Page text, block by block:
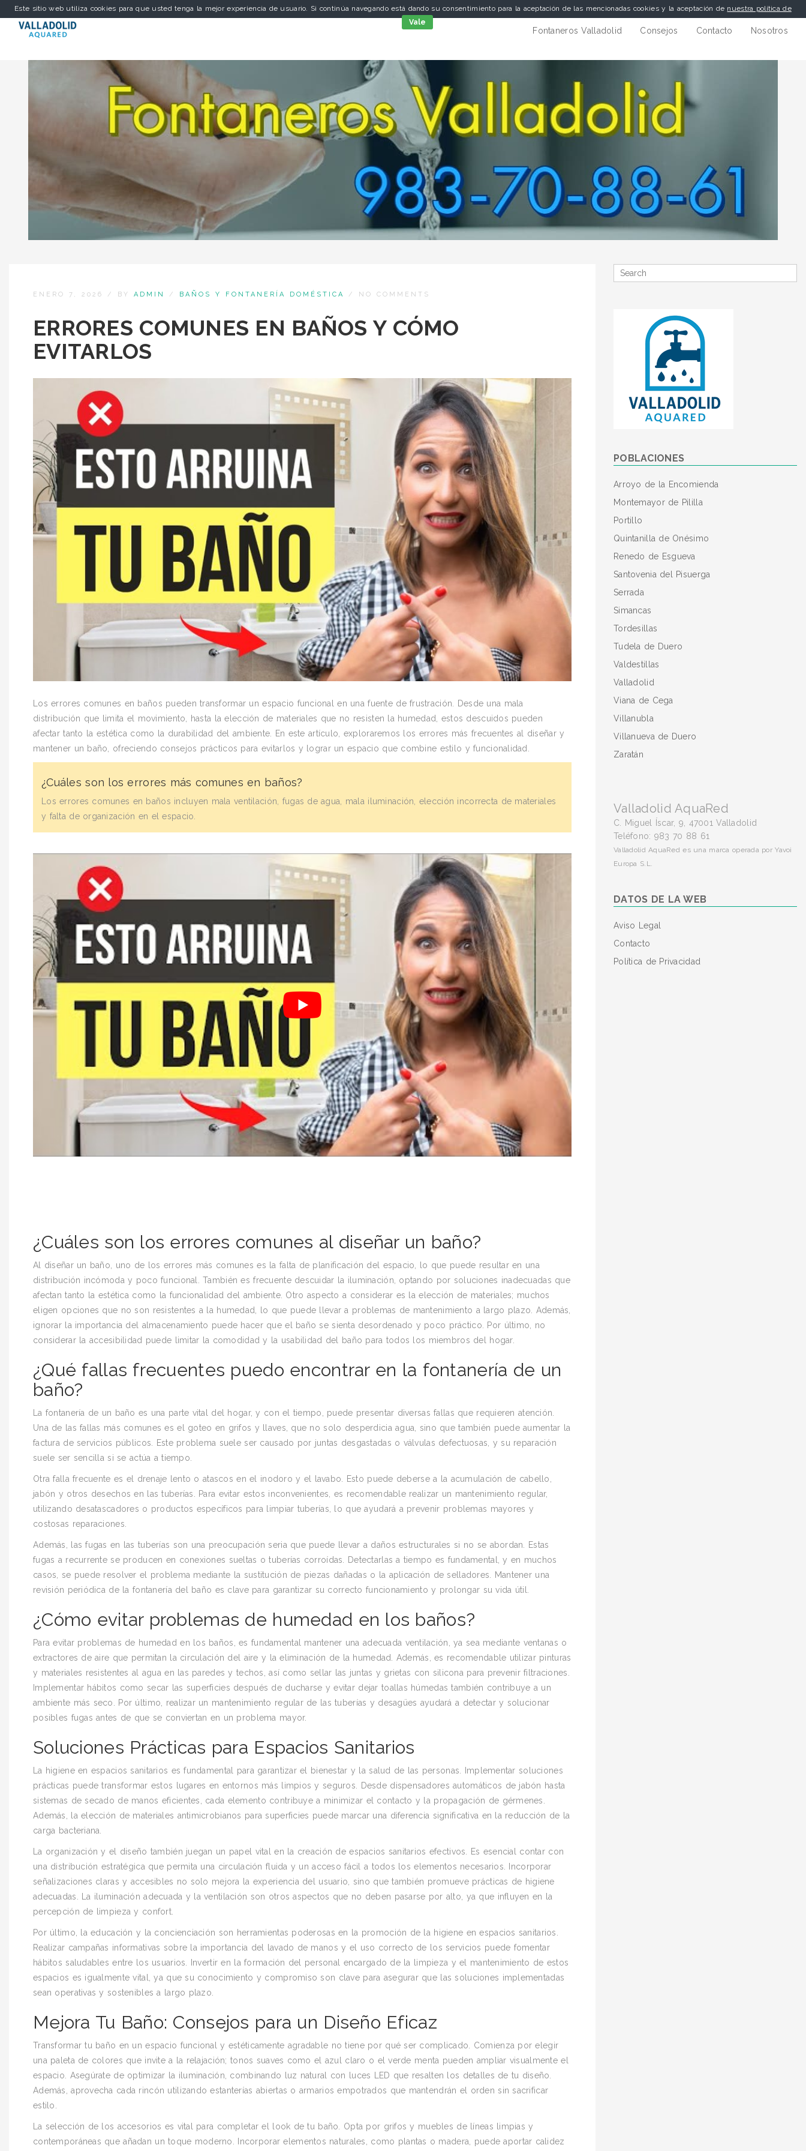
Fontaneros Valladolid Consejos Contacto Nosotros
ENERO 7, 2026 / BY ADMIN / BAÑOS Y FONTANERÍA DOMÉSTICA / NO COMMENTS
ERRORES COMUNES EN BAÑOS Y CÓMO
EVITARLOS
Los errores comunes en baños pueden transformar un espacio funcional en una fuente de frustración. Desde una mala
distribución que limita el movimiento, hasta la elección de materiales que no resisten la humedad, estos descuidos pueden
afectar tanto la estética como la durabilidad del ambiente. En este artículo, exploraremos los errores más frecuentes al diseñar y
mantener un baño, ofreciendo consejos prácticos para evitarlos y lograr un espacio que combine estilo y funcionalidad.
¿Cuáles son los errores más comunes en baños?
Los errores comunes en baños incluyen mala ventilación, fugas de agua, mala iluminación, elección incorrecta de materiales
y falta de organización en el espacio.
¿Cuáles son los errores comunes al diseñar un baño?
Al diseñar un baño, uno de los errores más comunes es la falta de planificación del espacio, lo que puede resultar en una
distribución incómoda y poco funcional. También es frecuente descuidar la iluminación, optando por soluciones inadecuadas que
afectan tanto la estética como la funcionalidad del ambiente. Otro aspecto a considerar es la elección de materiales; muchos
eligen opciones que no son resistentes a la humedad, lo que puede llevar a problemas de mantenimiento a largo plazo. Además,
ignorar la importancia del almacenamiento puede hacer que el baño se sienta desordenado y poco práctico. Por último, no
considerar la accesibilidad puede limitar la comodidad y la usabilidad del baño para todos los miembros del hogar.
¿Qué fallas frecuentes puedo encontrar en la fontanería de un
baño?
La fontanería de un baño es una parte vital del hogar, y con el tiempo, puede presentar diversas fallas que requieren atención.
Una de las fallas más comunes es el goteo en grifos y llaves, que no solo desperdicia agua, sino que también puede aumentar la
factura de servicios públicos. Este problema suele ser causado por juntas desgastadas o válvulas defectuosas, y su reparación
suele ser sencilla si se actúa a tiempo.
Otra falla frecuente es el drenaje lento o atascos en el inodoro y el lavabo. Esto puede deberse a la acumulación de cabello,
jabón y otros desechos en las tuberías. Para evitar estos inconvenientes, es recomendable realizar un mantenimiento regular,
utilizando desatascadores o productos específicos para limpiar tuberías, lo que ayudará a prevenir problemas mayores y
costosas reparaciones.
Además, las fugas en las tuberías son una preocupación seria que puede llevar a daños estructurales si no se abordan. Estas
fugas a recurrente se producen en conexiones sueltas o tuberías corroídas. Detectarlas a tiempo es fundamental, y en muchos
casos, se puede resolver el problema mediante la sustitución de piezas dañadas o la aplicación de selladores. Mantener una
revisión periódica de la fontanería del baño es clave para garantizar su correcto funcionamiento y prolongar su vida útil.
¿Cómo evitar problemas de humedad en los baños?
Para evitar problemas de humedad en los baños, es fundamental mantener una adecuada ventilación, ya sea mediante ventanas o
extractores de aire que permitan la circulación del aire y la eliminación de la humedad. Además, es recomendable utilizar pinturas
y materiales resistentes al agua en las paredes y techos, así como sellar las juntas y grietas con silicona para prevenir filtraciones.
Implementar hábitos como secar las superficies después de ducharse y evitar dejar toallas húmedas también contribuye a un
ambiente más seco. Por último, realizar un mantenimiento regular de las tuberías y desagües ayudará a detectar y solucionar
posibles fugas antes de que se conviertan en un problema mayor.
Soluciones Prácticas para Espacios Sanitarios
La higiene en espacios sanitarios es fundamental para garantizar el bienestar y la salud de las personas. Implementar soluciones
prácticas puede transformar estos lugares en entornos más limpios y seguros. Desde dispensadores automáticos de jabón hasta
sistemas de secado de manos eficientes, cada elemento contribuye a minimizar el contacto y la propagación de gérmenes.
Además, la elección de materiales antimicrobianos para superficies puede marcar una diferencia significativa en la reducción de la
carga bacteriana.
La organización y el diseño también juegan un papel vital en la creación de espacios sanitarios efectivos. Es esencial contar con
una distribución estratégica que permita una circulación fluida y un acceso fácil a todos los elementos necesarios. Incorporar
señalizaciones claras y accesibles no solo mejora la experiencia del usuario, sino que también promueve prácticas de higiene
adecuadas. La iluminación adecuada y la ventilación son otros aspectos que no deben pasarse por alto, ya que influyen en la
percepción de limpieza y confort.
Por último, la educación y la concienciación son herramientas poderosas en la promoción de la higiene en espacios sanitarios.
Realizar campañas informativas sobre la importancia del lavado de manos y el uso correcto de los servicios puede fomentar
hábitos saludables entre los usuarios. Invertir en la formación del personal encargado de la limpieza y el mantenimiento de estos
espacios es igualmente vital, ya que su conocimiento y compromiso son clave para asegurar que las soluciones implementadas
sean operativas y sostenibles a largo plazo.
Mejora Tu Baño: Consejos para un Diseño Eficaz
Transformar tu baño en un espacio funcional y estéticamente agradable no tiene por qué ser complicado. Comienza por elegir
una paleta de colores que invite a la relajación; tonos suaves como el azul claro o el verde menta pueden ampliar visualmente el
espacio. Asegúrate de optimizar la iluminación, combinando luz natural con luces LED que resalten los detalles de tu diseño.
Además, aprovecha cada rincón utilizando estanterías abiertas o armarios empotrados que mantendrán el orden sin sacrificar
estilo.
La selección de los accesorios es vital para completar el look de tu baño. Opta por grifos y muebles de líneas limpias y
contemporáneas que añadan un toque moderno. Incorporar elementos naturales, como plantas o madera, puede aportar calidez
Search
for
POBLACIONES
Arroyo de la Encomienda
Montemayor de Pililla
Portillo
Quintanilla de Onésimo
Renedo de Esgueva
Santovenia del Pisuerga
Serrada
Simancas
Tordesillas
Tudela de Duero
Valdestillas
Valladolid
Viana de Cega
Villanubla
Villanueva de Duero
Zaratán
Valladolid AquaRed
C. Miguel Íscar, 9, 47001 Valladolid
Teléfono: 983 70 88 61
Valladolid AquaRed es una marca operada por Yavoi
Europa S.L.
DATOS DE LA WEB
Aviso Legal
Contacto
Política de Privacidad
Este sitio web utiliza cookies para que usted tenga la mejor experiencia de usuario. Si continúa navegando está dando su consentimiento para la aceptación de las mencionadas cookies y la aceptación de nuestra política de
Vale